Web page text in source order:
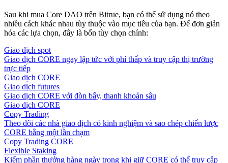
Sau khi mua Core DAO trên Bitrue, bạn có thể sử dụng nó theo
nhiều cách khác nhau tùy thuộc vào mục tiêu của bạn. Để đơn giản
hóa các lựa chọn, đây là bốn tùy chọn chính:
Giao dịch spot
Giao dịch CORE ngay lập tức với phí thấp và truy cập thị trường
trực tiếp
Giao dịch CORE
Giao dịch futures
Giao dịch CORE với đòn bẩy, thanh khoản sâu
Giao dịch CORE
Copy Trading
Theo dõi các nhà giao dịch có kinh nghiệm và sao chép chiến lược
CORE bằng một lần chạm
Copy Trading CORE
Flexible Staking
Kiếm phần thưởng hàng ngày trong khi giữ CORE có thể truy cập